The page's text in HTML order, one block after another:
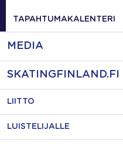
TAPAHTUMAKALENTERI
MEDIA
SKATINGFINLAND.FI
LIITTO
LUISTELIJALLE